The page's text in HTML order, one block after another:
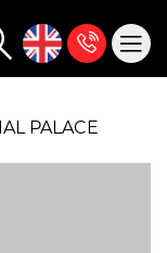
PALACE